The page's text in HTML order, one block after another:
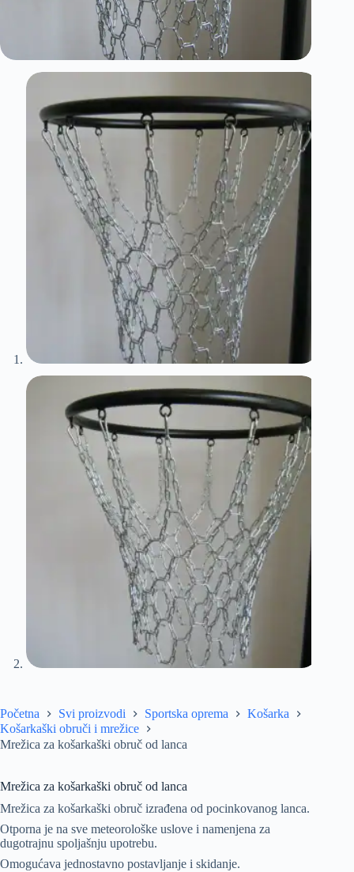
Početna Svi proizvodi Sportska oprema
Košarka
Košarkaški obruči i mrežice
Mrežica za košarkaški obruč od lanca
Mrežica za košarkaški obruč od lanca
Mrežica za košarkaški obruč izrađena od pocinkovanog lanca.
Otporna je na sve meteorološke uslove i namenjena za
dugotrajnu spoljašnju upotrebu.
Omogućava jednostavno postavljanje i skidanje.